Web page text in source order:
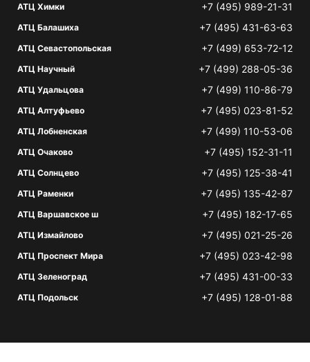
АТЦ Химки +7 (495) 989-21-31
АТЦ Балашиха +7 (495) 431-63-63
АТЦ Севастопольская +7 (499) 653-72-12
АТЦ Научный +7 (499) 288-05-36
АТЦ Удальцова +7 (499) 110-86-79
АТЦ Алтуфьево +7 (495) 023-81-52
АТЦ Лобненская +7 (499) 110-53-06
АТЦ Очаково +7 (495) 152-31-11
АТЦ Солнцево +7 (495) 125-38-41
АТЦ Раменки +7 (495) 135-42-87
АТЦ Варшавское ш +7 (495) 182-17-65
АТЦ Измайлово +7 (495) 021-25-26
АТЦ Проспект Мира +7 (495) 023-42-98
АТЦ Зеленоград +7 (495) 431-00-33
АТЦ Подольск +7 (495) 128-01-88